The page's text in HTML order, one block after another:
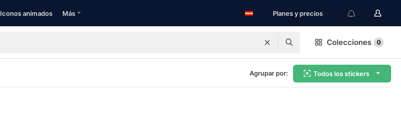
Iconos animados Más Planes y precios
Colecciones 0
Agrupar por: Todos los stickers